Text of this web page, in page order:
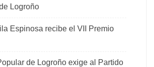
Logroño
Espinosa recibe el VII Premio
de Logroño exige al Partido